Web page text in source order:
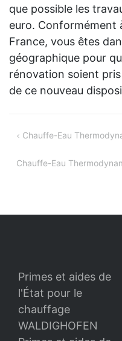
que possible les
euro. Conformément
France, vous êtes
géographique pour
rénovation soient
de ce nouveau
Navigation
Chauffe-Eau
Chauffe-Eau
Primes et aides de
l'État pour le
chauffage
WALDIGHOFEN